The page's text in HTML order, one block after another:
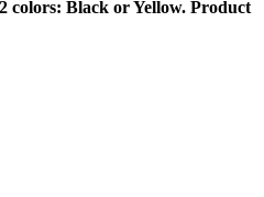
colors: Black or Yellow. Product